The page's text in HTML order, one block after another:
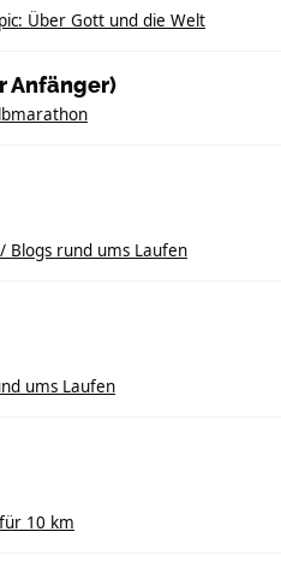
Über Gott und die Welt
Anfänger)
Blogs rund ums Laufen
ums Laufen
10 km